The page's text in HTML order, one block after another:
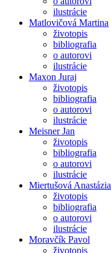
ilustrácie
Matlovičová Martina
životopis
bibliografia
o autorovi
ilustrácie
Maxon Juraj
životopis
bibliografia
o autorovi
ilustrácie
Meisner Jan
životopis
bibliografia
o autorovi
ilustrácie
Miertušová Anastázia
životopis
bibliografia
o autorovi
ilustrácie
Moravčík Pavol
životopis